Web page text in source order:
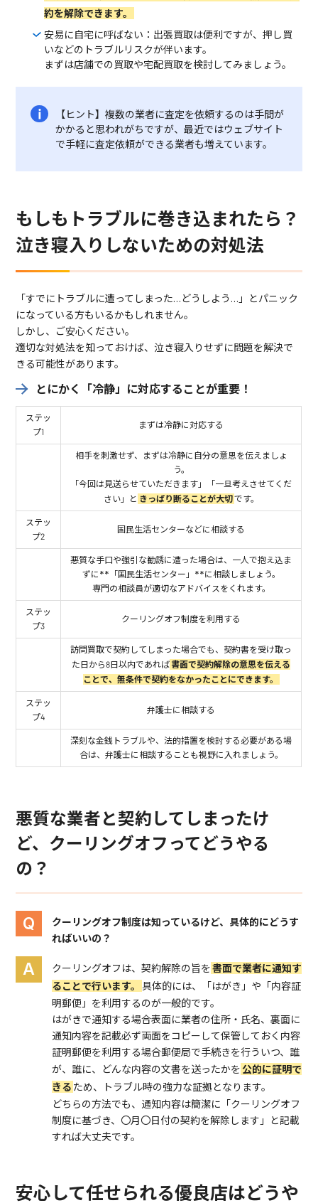
約を解除できます。
安易に自宅に呼ばない：出張買取は便利ですが、押し買
いなどのトラブルリスクが伴います。
まずは店舗での買取や宅配買取を検討してみましょう。
【ヒント】複数の業者に査定を依頼するのは手間が
かかると思われがちですが、最近ではウェブサイト
で手軽に査定依頼ができる業者も増えています。
もしもトラブルに巻き込まれたら？
泣き寝入りしないための対処法
「すでにトラブルに遭ってしまった…どうしよう…」とパニック
になっている方もいるかもしれません。
しかし、ご安心ください。
適切な対処法を知っておけば、泣き寝入りせずに問題を解決で
きる可能性があります。
とにかく「冷静」に対応することが重要！
ステッ
プ1
まずは冷静に対応する
相手を刺激せず、まずは冷静に自分の意思を伝えましょ
う。
「今回は見送らせていただきます」「一旦考えさせてくだ
さい」と きっぱり断ることが大切です。
ステッ
プ2
国民生活センターなどに相談する
悪質な手口や強引な勧誘に遭った場合は、一人で抱え込ま
ずに**「国民生活センター」**に相談しましょう。
専門の相談員が適切なアドバイスをくれます。
ステッ
プ3
クーリングオフ制度を利用する
訪問買取で契約してしまった場合でも、契約書を受け取っ
た日から8日以内であれば 書面で契約解除の意思を伝える
ことで、無条件で契約をなかったことにできます。
ステッ
プ4
弁護士に相談する
深刻な金銭トラブルや、法的措置を検討する必要がある場
合は、弁護士に相談することも視野に入れましょう。
悪質な業者と契約してしまったけ
ど、クーリングオフってどうやる
の？
クーリングオフ制度は知っているけど、具体的にどうす
ればいいの？
クーリングオフは、契約解除の旨を書面で業者に通知す
ることで行います。
具体的には、「はがき」や「内容証
明郵便」を利用するのが一般的です。
はがきで通知する場合表面に業者の住所・氏名、裏面に
通知内容を記載必ず両面をコピーして保管しておく内容
証明郵便を利用する場合郵便局で手続きを行ういつ、誰
が、誰に、どんな内容の文書を送ったかを公的に証明で
きる ため、トラブル時の強力な証拠となります。
どちらの方法でも、通知内容は簡潔に「クーリングオフ
制度に基づき、〇月〇日付の契約を解除します」と記載
すれば大丈夫です。
安心して任せられる優良店はどうや